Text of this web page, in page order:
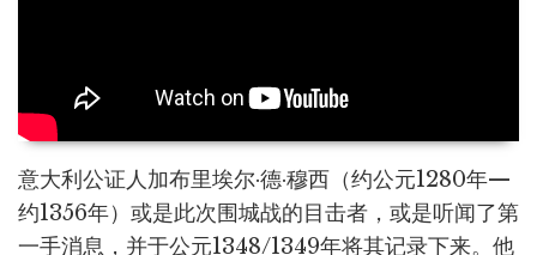
意大利公证人加布里埃尔·德·穆西（约公元1280年—
约1356年）或是此次围城战的目击者，或是听闻了第
一手消息，并于公元1348/1349年将其记录下来。他